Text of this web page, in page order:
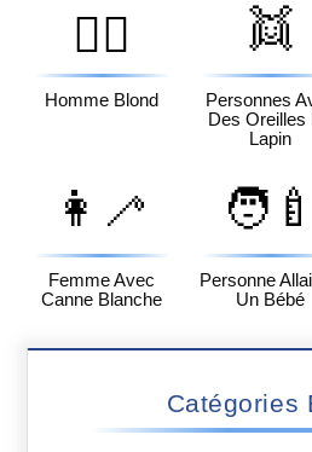
👱‍♂️
Homme Blond
👯
Personnes
Des Oreilles
Lapin
👩‍🦯
Femme Avec
Canne Blanche
🧑‍🍼
Personne
Un Bébé
Catégories